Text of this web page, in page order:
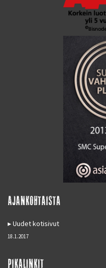
AJANKOHTAISTA
Uudet kotisivut
18.1.2017
PIKALINKIT